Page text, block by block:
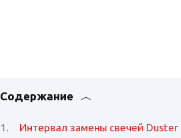
Содержание
Интервал замены свечей Duster